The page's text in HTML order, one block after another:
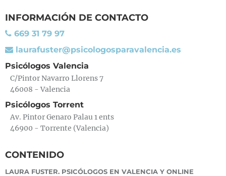
INFORMACIÓN DE CONTACTO
669 31 79 97
laurafuster@psicologosparavalencia.es
Psicólogos Valencia
C/Pintor Navarro Llorens 7
46008 - Valencia
Psicólogos Torrent
Av. Pintor Genaro Palau 1 ents
46900 - Torrente (Valencia)
CONTENIDO
LAURA FUSTER. PSICÓLOGOS EN VALENCIA Y ONLINE